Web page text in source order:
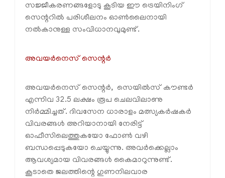
സജ്ജീകരണങ്ങളോടു കൂടിയ ഈ ട്രെയിനിംഗ്
സെന്ററില്‍ പരിശീലനം ഓണ്‍ലൈനായി
നല്‍കാനുള്ള സംവിധാനവുമുണ്ട്.
അവയര്‍നെസ് സെന്റര്‍
അവയര്‍നെസ് സെന്റര്‍, സെയില്‍സ് കൗണ്ടര്‍
എന്നിവ 32.5 ലക്ഷം രൂപ ചെലവിലാണു
നിര്‍മ്മിച്ചത്. ദിവസേന ധാരാളം മത്സ്യകര്‍ഷകര്‍
വിവരങ്ങള്‍ അറിയാനായി നേരിട്ട്
ഓഫീസിലെത്തുകയോ ഫോണ്‍ വഴി
ബന്ധപ്പെടുകയോ ചെയ്യുന്നു. അവര്‍ക്കെല്ലാം
ആവശ്യമായ വിവരങ്ങള്‍ കൈമാറുന്നുണ്ട്.
കൂടാതെ ജലത്തിന്റെ ഗുണനിലവാര